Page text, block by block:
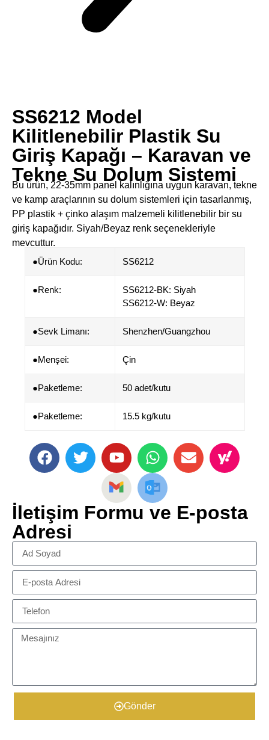
SS6212 Model
Kilitlenebilir Plastik Su
Giriş Kapağı – Karavan ve
Tekne Su Dolum Sistemi
Bu ürün, ​22-35mm panel kalınlığına uygun karavan, tekne
ve kamp araçlarının su dolum sistemleri için tasarlanmış, ​
PP plastik + çinko alaşım malzemeli kilitlenebilir bir su
giriş kapağıdır. ​Siyah/Beyaz renk seçenekleriyle
mevcuttur.
●Ürün Kodu:
SS6212
●​​Renk:
SS6212-BK: Siyah
SS6212-W: Beyaz
●Sevk Limanı: Shenzhen/Guangzhou
●​Menşei: Çin
●Paketleme: 50 adet/kutu
●Paketleme: 15.5 kg/kutu
İletişim Formu ve E-posta
Adresi
Gönder